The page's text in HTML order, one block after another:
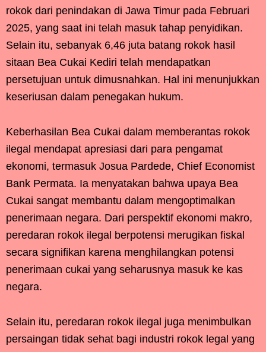
rokok dari penindakan di Jawa Timur pada Februari
2025, yang saat ini telah masuk tahap penyidikan.
Selain itu, sebanyak 6,46 juta batang rokok hasil
sitaan Bea Cukai Kediri telah mendapatkan
persetujuan untuk dimusnahkan. Hal ini menunjukkan
keseriusan dalam penegakan hukum.
Keberhasilan Bea Cukai dalam memberantas rokok
ilegal mendapat apresiasi dari para pengamat
ekonomi, termasuk Josua Pardede, Chief Economist
Bank Permata. Ia menyatakan bahwa upaya Bea
Cukai sangat membantu dalam mengoptimalkan
penerimaan negara. Dari perspektif ekonomi makro,
peredaran rokok ilegal berpotensi merugikan fiskal
secara signifikan karena menghilangkan potensi
penerimaan cukai yang seharusnya masuk ke kas
negara.
Selain itu, peredaran rokok ilegal juga menimbulkan
persaingan tidak sehat bagi industri rokok legal yang